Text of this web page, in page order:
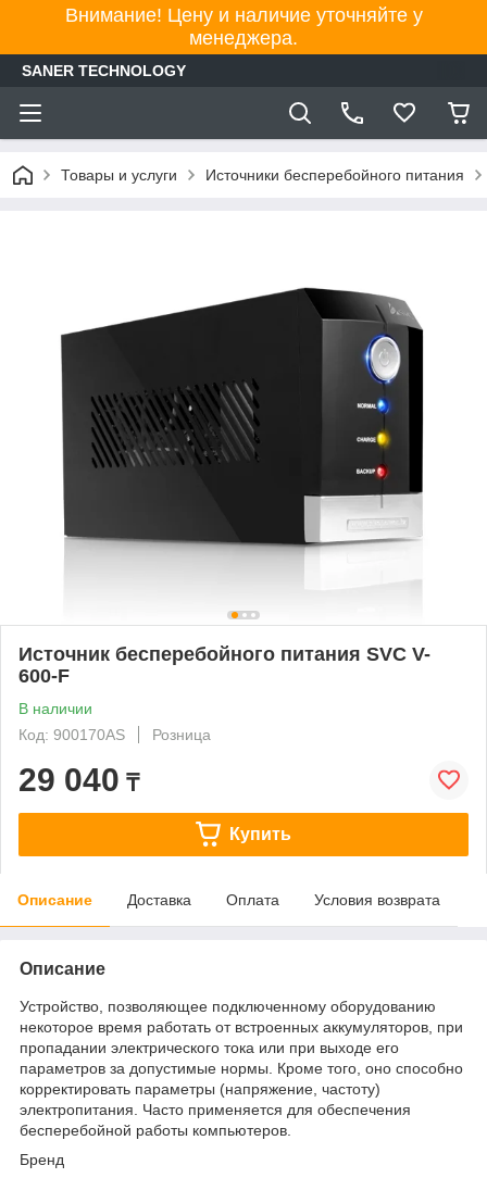
Внимание! Цену и наличие уточняйте у
менеджера.
SANER TECHNOLOGY
Товары и услуги Источники бесперебойного питания
Источник бесперебойного питания SVC V-
600-F
В наличии
Код: 900170AS
Розница
29 040 ₸
Купить
Описание Доставка Оплата Условия возврата
Описание
Устройство, позволяющее подключенному оборудованию
некоторое время работать от встроенных аккумуляторов, при
пропадании электрического тока или при выходе его
параметров за допустимые нормы. Кроме того, оно способно
корректировать параметры (напряжение, частоту)
электропитания. Часто применяется для обеспечения
бесперебойной работы компьютеров.
Бренд